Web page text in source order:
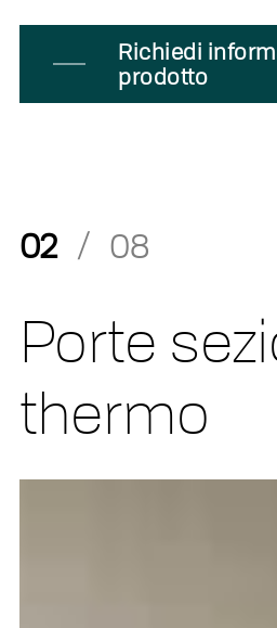
Richiedi
prodotto
02 / 08
Porte
thermo